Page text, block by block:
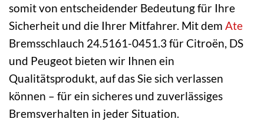
somit von entscheidender Bedeutung für Ihre
Sicherheit und die Ihrer Mitfahrer. Mit dem Ate
Bremsschlauch 24.5161-0451.3 für Citroën, DS
und Peugeot bieten wir Ihnen ein
Qualitätsprodukt, auf das Sie sich verlassen
können – für ein sicheres und zuverlässiges
Bremsverhalten in jeder Situation.